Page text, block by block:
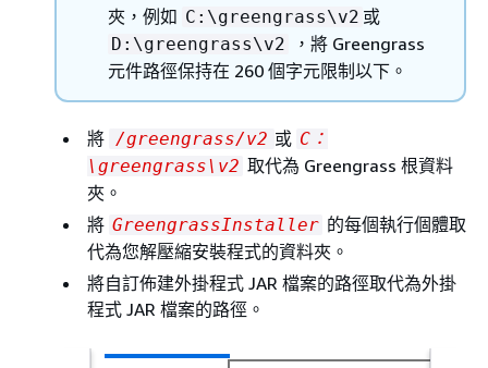
夾，例如 C:\greengrass\v2 或
D:\greengrass\v2
，將 Greengrass
元件路徑保持在 260 個字元限制以下。
將 /greengrass/v2 或 C：
\greengrass\v2 取代為 Greengrass 根資料
夾。
將 GreengrassInstaller 的每個執行個體取
代為您解壓縮安裝程式的資料夾。
將自訂佈建外掛程式 JAR 檔案的路徑取代為外掛
程式 JAR 檔案的路徑。